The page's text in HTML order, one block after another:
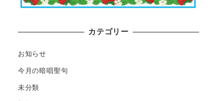
カテゴリー
お知らせ
今月の暗唱聖句
未分類